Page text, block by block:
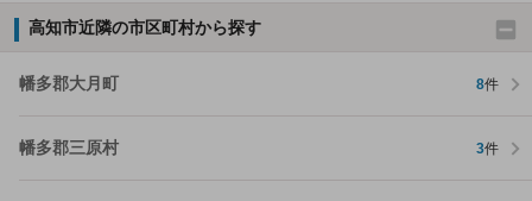
高知市近隣の市区町村から探す
幡多郡大月町 8件
幡多郡三原村 3件